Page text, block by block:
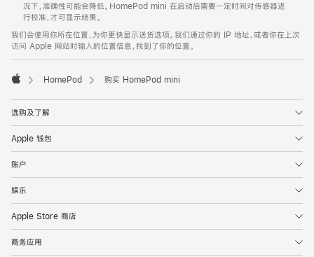
况下，准确性可能会降低。HomePod mini 在启动后需要一定时间对传感器进
行校准，才可显示结果。
我们会使用你所在位置，为你更快显示送货选项。我们通过你的 IP 地址，或者你在上次
访问 Apple 网站时输入的位置信息，找到了你的位置。
HomePod 购买 HomePod mini
选购及了解
Apple 钱包
账户
娱乐
Apple Store 商店
商务应用